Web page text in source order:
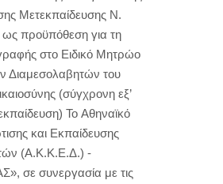
Μετεκπαίδευσης Ν.
ως προϋπόθεση για τη
στο Ειδικό Μητρώο
Διαμεσολαβητών του
(σύγχρονη εξ’
To Αθηναϊκό
και Εκπαίδευσης
(Α.Κ.Κ.Ε.Δ.) -
σε συνεργασία με τις